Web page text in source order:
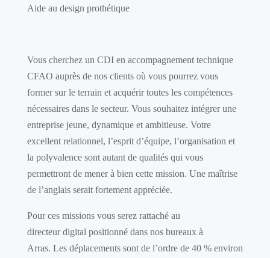
Aide au design prothétique
Vous cherchez un CDI en accompagnement technique
CFAO auprès de nos clients où vous pourrez vous
formersur le terrain et acquérir toutes les compétences
nécessaires dans le secteur. Vous souhaitez intégrer une
entreprisejeune, dynamique et ambitieuse. Votre
excellent relationnel, l’esprit d’équipe, l’organisation et
la polyvalence sont autant de qualités qui vous
permettront de mener à bien cette mission. Une maîtrise
de l’anglais seraitfortement appréciée.
Pour ces missions vous serez rattaché au
directeurdigital positionné dans nos bureaux à
Arras. Les déplacements sont de l’ordre de 40 % environ